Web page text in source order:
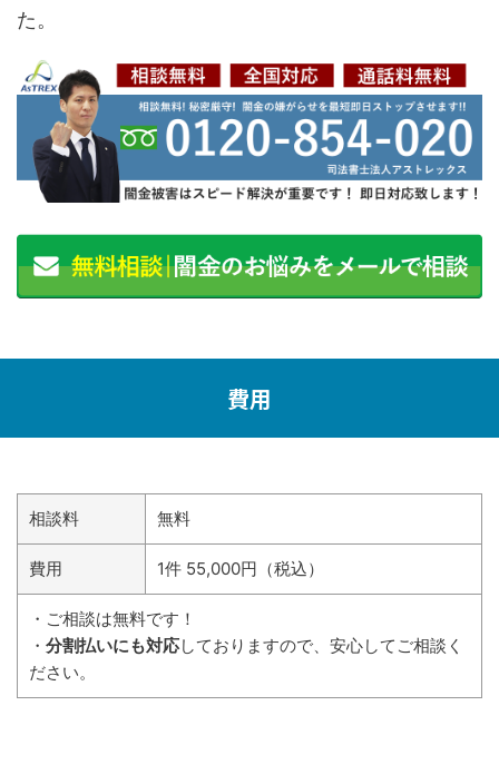
た。
費用
相談料 無料
費用 1件 55,000円（税込）
・ご相談は無料です！
・ 分割払いにも対応しておりますので、安心してご相談く
ださい。